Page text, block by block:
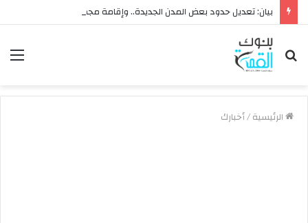
بحث
عن
الرئيسية/أخبارك